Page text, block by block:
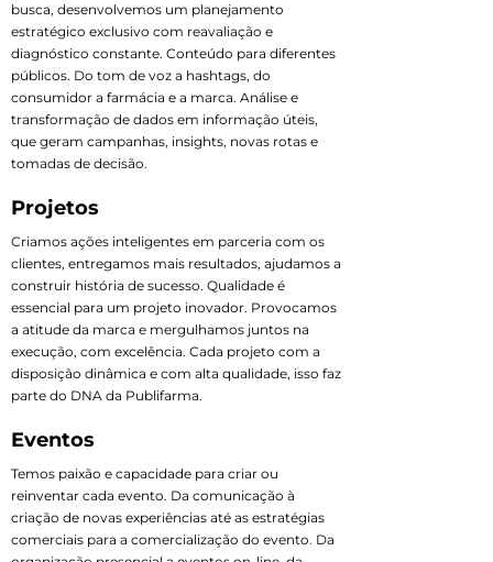
busca, desenvolvemos um planejamento
estratégico exclusivo com reavaliação e
diagnóstico constante. Conteúdo para diferentes
públicos. Do tom de voz a hashtags, do
consumidor a farmácia e a marca. Análise e
transformação de dados em informação úteis,
que geram campanhas, insights, novas rotas e
tomadas de decisão.
Projetos
Criamos ações inteligentes em parceria com os
clientes, entregamos mais resultados, ajudamos a
construir história de sucesso. Qualidade é
essencial para um projeto inovador. Provocamos
a atitude da marca e mergulhamos juntos na
execução, com excelência. Cada projeto com a
disposição dinâmica e com alta qualidade, isso faz
parte do DNA da Publifarma.
Eventos
Temos paixão e capacidade para criar ou
reinventar cada evento. Da comunicação à
criação de novas experiências até as estratégias
comerciais para a comercialização do evento. Da